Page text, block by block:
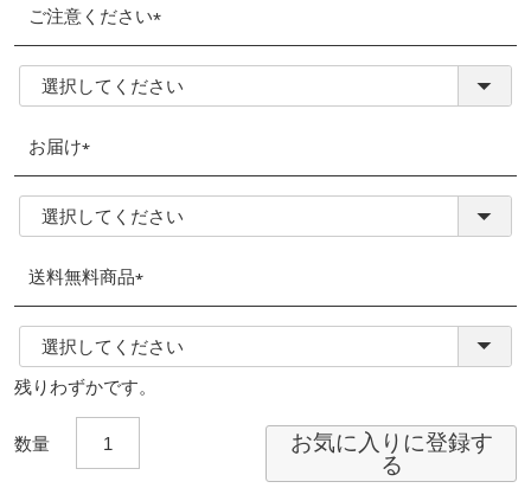
ご注意ください
(必
須)
お届け
(必
須)
送料無料商品
(必
須)
残りわずかです。
お気に入りに登録す
る